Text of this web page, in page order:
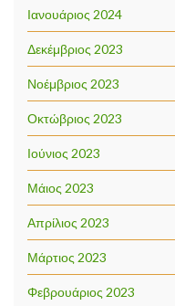
Ιανουάριος 2024
Δεκέμβριος 2023
Νοέμβριος 2023
Οκτώβριος 2023
Ιούνιος 2023
Μάιος 2023
Απρίλιος 2023
Μάρτιος 2023
Φεβρουάριος 2023